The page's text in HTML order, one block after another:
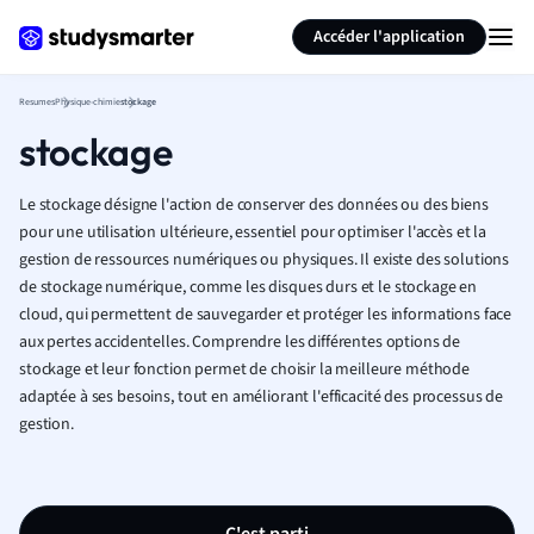
Accéder l'application
ResumesPhysique-chimiestockage
stockage
Le stockage désigne l'action de conserver des données ou des biens
pour une utilisation ultérieure, essentiel pour optimiser l'accès et la
gestion de ressources numériques ou physiques. Il existe des solutions
de stockage numérique, comme les disques durs et le stockage en
cloud, qui permettent de sauvegarder et protéger les informations face
aux pertes accidentelles. Comprendre les différentes options de
stockage et leur fonction permet de choisir la meilleure méthode
adaptée à ses besoins, tout en améliorant l'efficacité des processus de
gestion.
Résumer la page